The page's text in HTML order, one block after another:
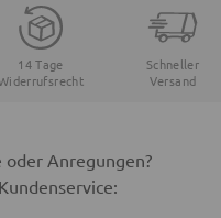
14 Tage
Schneller
Versand
oder Anregungen?